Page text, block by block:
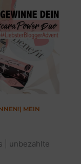
MEIN
| unbezahlte